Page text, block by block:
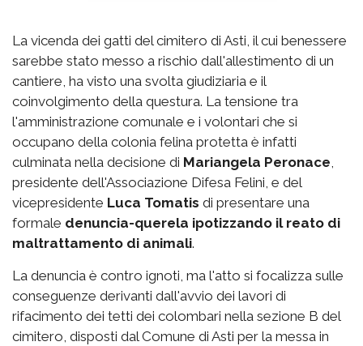
La vicenda dei gatti del cimitero di Asti, il cui benessere
sarebbe stato messo a rischio dall'allestimento di un
cantiere, ha visto una svolta giudiziaria e il
coinvolgimento della questura. La tensione tra
l'amministrazione comunale e i volontari che si
occupano della colonia felina protetta è infatti
culminata nella decisione di Mariangela Peronace,
presidente dell'Associazione Difesa Felini, e del
vicepresidente Luca Tomatis di presentare una
formale denuncia-querela ipotizzando il reato di
maltrattamento di animali.
La denuncia è contro ignoti, ma l'atto si focalizza sulle
conseguenze derivanti dall'avvio dei lavori di
rifacimento dei tetti dei colombari nella sezione B del
cimitero, disposti dal Comune di Asti per la messa in